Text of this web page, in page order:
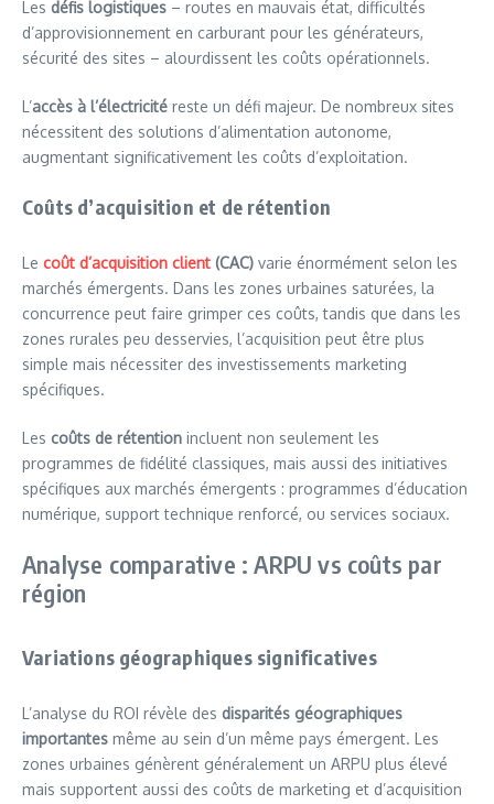
Les défis logistiques – routes en mauvais état, difficultés
d’approvisionnement en carburant pour les générateurs,
sécurité des sites – alourdissent les coûts opérationnels.
L’accès à l’électricité reste un défi majeur. De nombreux sites
nécessitent des solutions d’alimentation autonome,
augmentant significativement les coûts d’exploitation.
Coûts d’acquisition et de rétention
Le coût d’acquisition client (CAC) varie énormément selon les
marchés émergents. Dans les zones urbaines saturées, la
concurrence peut faire grimper ces coûts, tandis que dans les
zones rurales peu desservies, l’acquisition peut être plus
simple mais nécessiter des investissements marketing
spécifiques.
Les coûts de rétention incluent non seulement les
programmes de fidélité classiques, mais aussi des initiatives
spécifiques aux marchés émergents : programmes d’éducation
numérique, support technique renforcé, ou services sociaux.
Analyse comparative : ARPU vs coûts par
région
Variations géographiques significatives
L’analyse du ROI révèle des disparités géographiques
importantes même au sein d’un même pays émergent. Les
zones urbaines génèrent généralement un ARPU plus élevé
mais supportent aussi des coûts de marketing et d’acquisition